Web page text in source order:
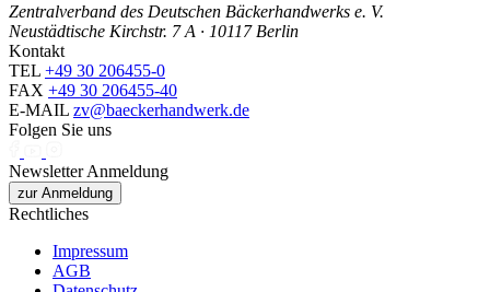
Zentralverband des Deutschen Bäckerhandwerks e. V.
Neustädtische Kirchstr. 7 A · 10117 Berlin
Kontakt
TEL +49 30 206455-0
FAX +49 30 206455-40
E-MAIL zv@baeckerhandwerk.de
Folgen Sie uns
Newsletter Anmeldung
zur Anmeldung
Rechtliches
Impressum
AGB